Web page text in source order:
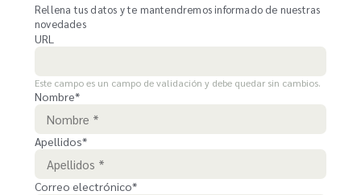
Rellena tus datos y te mantendremos informado de nuestras
novedades
URL
Este campo es un campo de validación y debe quedar sin cambios.
Nombre*
Apellidos*
Correo electrónico*